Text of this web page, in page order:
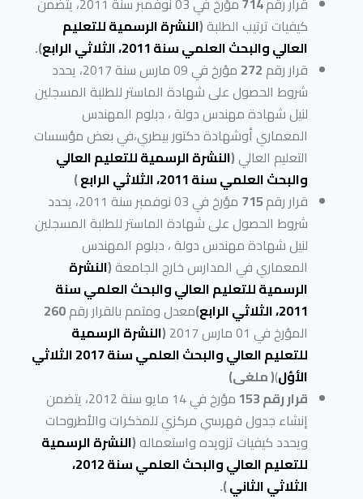
كيفيات ترتيب الطلبة(النشرة الرسمية للتعليم
العالي والبحث العلمي سنة 2011، الثلاثي الرابع
).
قرار رقم272
مؤرخ في 09 مارس سنة 2017، يحدد
شروط الحصول على شهادة الماستر للطلبة المسجلين
لنيل شهادة مهندس دولة ، دبلوم المهندس
المعماري أوشهادة دكتور بيطري،في بعض مؤسسات
التعليم العالي(النشرة الرسمية للتعليم العالي
والبحث العلمي سنة 2011، الثلاثي الرابع
)
قرار رقم
مؤرخ في 03 نوفمبر سنة 2011، يحدد
شروط الحصول على شهادة الماستر للطلبة المسجلين
لنيل شهادة مهندس دولة ، دبلوم المهندس
المعماري في المدارس خارج الجامعة(النشرة
الرسمية للتعليم العالي والبحث العلمي سنة
2011، الثلاثي الرابع
)معدل ومتمم بالقرار رقم260
المؤرخ في 01 مارس 2017
(النشرة الرسمية
للتعليم العالي والبحث العلمي سنة 2017 الثلاثي
الأؤل)( ملغى)
قرار رقم 153
مؤرخ في 14 مايو سنة 2012، يتضمن
إنشاء جدول فهرسي مركزي للمذكرات والأطروحات
ويحدد كيفيات تزويده واستعماله(النشرة الرسمية
للتعليم العالي والبحث العلمي سنة 2012،
الثلاثي الثاني).